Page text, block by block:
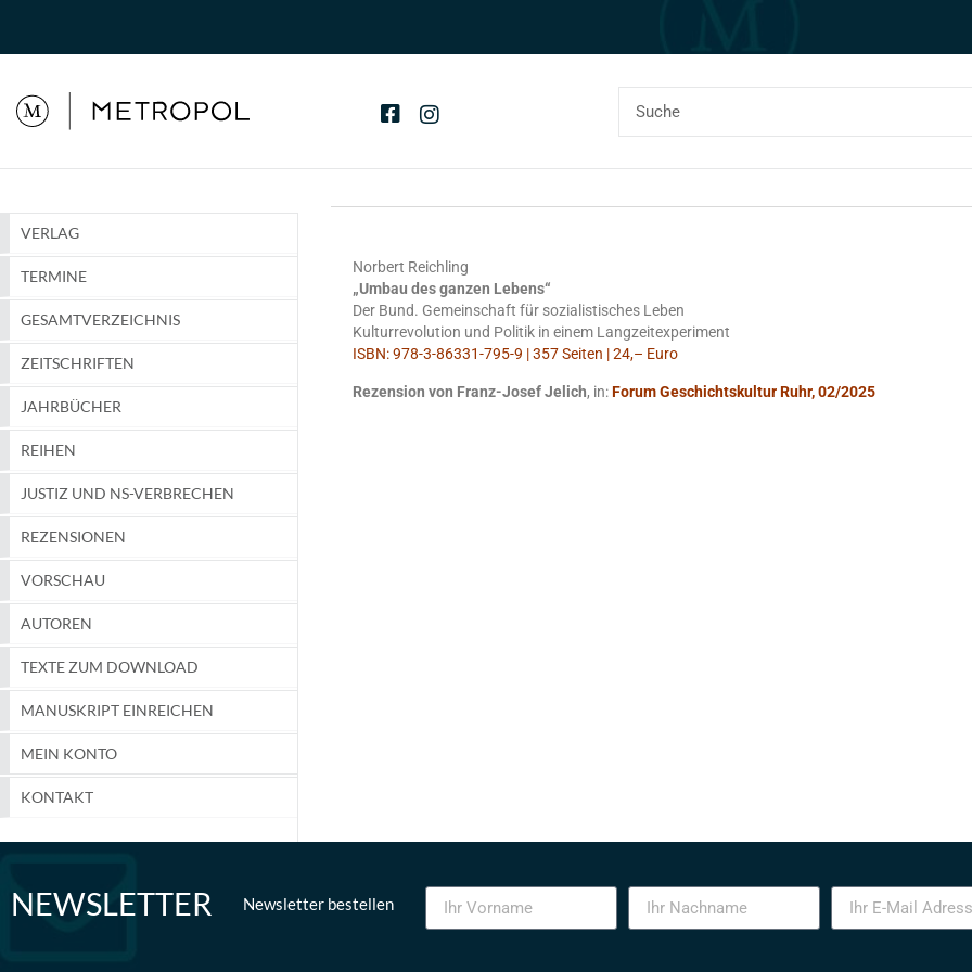
VERLAG
TERMINE
GESAMTVERZEICHNIS
ZEITSCHRIFTEN
JAHRBÜCHER
REIHEN
JUSTIZ UND NS-VERBRECHEN
REZENSIONEN
VORSCHAU
AUTOREN
TEXTE ZUM DOWNLOAD
MANUSKRIPT EINREICHEN
MEIN KONTO
KONTAKT
Norbert Reichling
„Umbau des ganzen Lebens“
Der Bund. Gemeinschaft für sozialistisches Leben
Kulturrevolution und Politik in einem Langzeitexperiment
ISBN: 978-3-86331-795-9 | 357 Seiten | 24,– Euro
Rezension von Franz-Josef Jelich, in:Forum Geschichtskultur Ruhr, 02/2025
NEWSLETTER Newsletter bestellen